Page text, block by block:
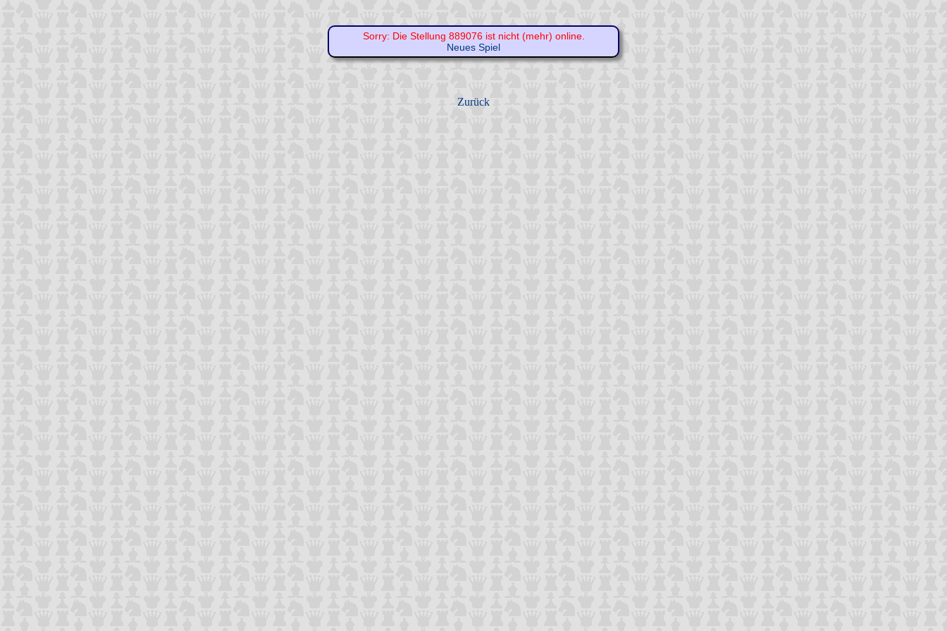
Sorry: Die Stellung 889076 ist nicht (mehr) online.
Neues Spiel
Zurück